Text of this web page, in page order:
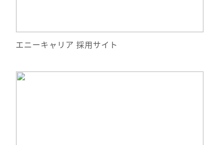
サイトへ移動
エニーキャリア 採用サイト
詳細情報